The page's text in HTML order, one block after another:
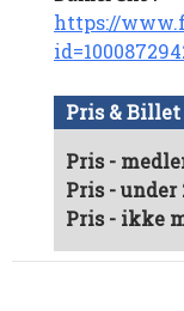
https://
Pris & Billet
Pris -
Pris -
Pris - ikke